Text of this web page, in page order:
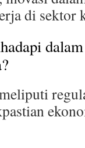
di sektor